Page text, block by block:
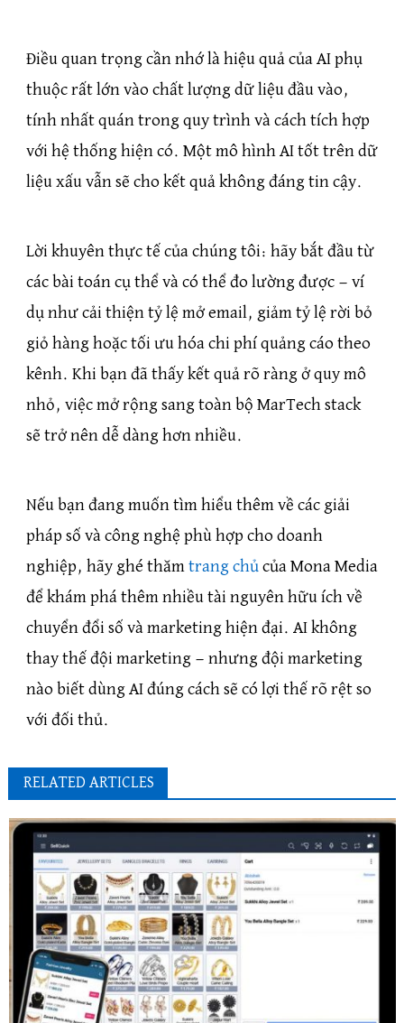
Điều quan trọng cần nhớ là hiệu quả của AI phụ
thuộc rất lớn vào chất lượng dữ liệu đầu vào,
tính nhất quán trong quy trình và cách tích hợp
với hệ thống hiện có. Một mô hình AI tốt trên dữ
liệu xấu vẫn sẽ cho kết quả không đáng tin cậy.
Lời khuyên thực tế của chúng tôi: hãy bắt đầu từ
các bài toán cụ thể và có thể đo lường được — ví
dụ như cải thiện tỷ lệ mở email, giảm tỷ lệ rời bỏ
giỏ hàng hoặc tối ưu hóa chi phí quảng cáo theo
kênh. Khi bạn đã thấy kết quả rõ ràng ở quy mô
nhỏ, việc mở rộng sang toàn bộ MarTech stack
sẽ trở nên dễ dàng hơn nhiều.
Nếu bạn đang muốn tìm hiểu thêm về các giải
pháp số và công nghệ phù hợp cho doanh
nghiệp, hãy ghé thăm trang chủcủa Mona Media
để khám phá thêm nhiều tài nguyên hữu ích về
chuyển đổi số và marketing hiện đại. AI không
thay thế đội marketing — nhưng đội marketing
nào biết dùng AI đúng cách sẽ có lợi thế rõ rệt so
với đối thủ.
RELATED ARTICLES